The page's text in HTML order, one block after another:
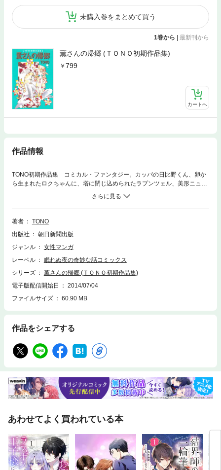
未購入巻をまとめて買う
1巻から 最新刊から
薫さんの帰郷 (ＴＯＮＯ初期作品集)
799
カートへ
作品情報
TONO初期作品集 コミカル・ファンタジー。カッパの日比野くん、卵か
ら生まれたロクちゃんに、塔に閉じ込められたラプンツェル、美形ニュー
ハーフ薫さん……。個性豊かなキャラクターが生き生きと動くファン必見
著者
TONO
出版社
朝日新聞出版
ジャンル
女性マンガ
レーベル
眠れぬ夜の奇妙な話コミックス
シリーズ
薫さんの帰郷 (ＴＯＮＯ初期作品集)
電子版配信開始日
2014/07/04
ファイルサイズ
60.90 MB
作品をシェアする
あわせてよく買われている本